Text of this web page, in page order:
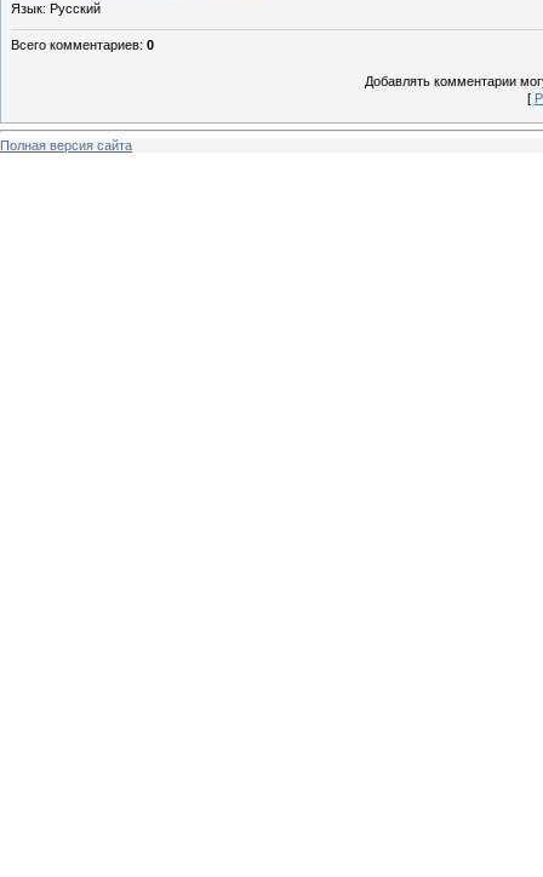
Язык: Русский
Всего комментариев: 0
Добавлять комментарии
[
Полная версия сайта